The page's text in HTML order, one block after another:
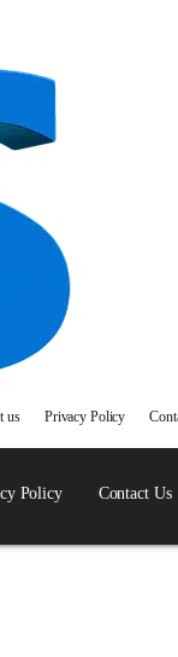
us Privacy Policy
Policy Contact Us